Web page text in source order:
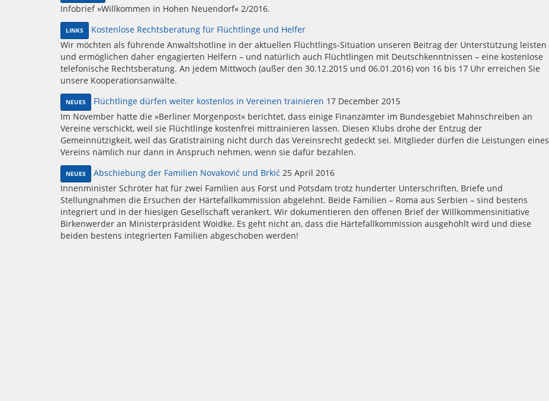
Infobrief »Willkommen in Hohen Neuendorf« 2/2016.
LINKS
Kostenlose Rechtsberatung für Flüchtlinge und Helfer
Wir möchten als führende Anwaltshotline in der aktuellen Flüchtlings-Situation unseren Beitrag der Unterstützung leisten
und ermöglichen daher engagierten Helfern – und natürlich auch Flüchtlingen mit Deutschkenntnissen – eine kostenlose
telefonische Rechtsberatung. An jedem Mittwoch (außer den 30.12.2015 und 06.01.2016) von 16 bis 17 Uhr erreichen Sie
unsere Kooperationsanwälte.
NEUES Flüchtlinge dürfen weiter kostenlos in Vereinen trainieren 17 December 2015
Im November hatte die »Berliner Morgenpost« berichtet, dass einige Finanzämter im Bundesgebiet Mahnschreiben an
Vereine verschickt, weil sie Flüchtlinge kostenfrei mittrainieren lassen. Diesen Klubs drohe der Entzug der
Gemeinnützigkeit, weil das Gratistraining nicht durch das Vereinsrecht gedeckt sei. Mitglieder dürfen die Leistungen eines
Vereins nämlich nur dann in Anspruch nehmen, wenn sie dafür bezahlen.
NEUES Abschiebung der Familien Novaković und Brkić 25 April 2016
Innenminister Schröter hat für zwei Familien aus Forst und Potsdam trotz hunderter Unterschriften, Briefe und
Stellungnahmen die Ersuchen der Härtefallkommission abgelehnt. Beide Familien – Roma aus Serbien – sind bestens
integriert und in der hiesigen Gesellschaft verankert. Wir dokumentieren den offenen Brief der Willkommensinitiative
Birkenwerder an Ministerpräsident Woidke. Es geht nicht an, dass die Härtefallkommission ausgehöhlt wird und diese
beiden bestens integrierten Familien abgeschoben werden!